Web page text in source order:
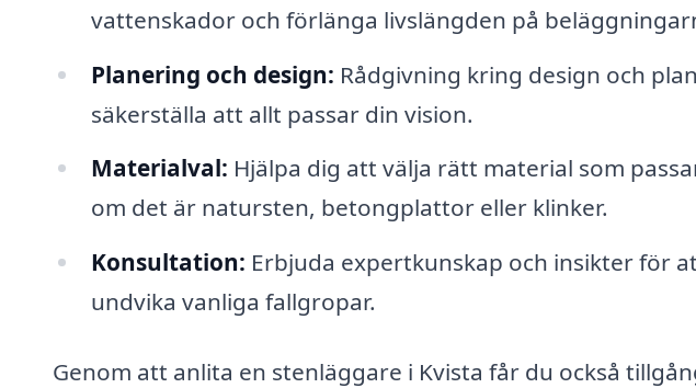
vattenskador och förlänga livslängden på
Planering och design: Rådgivning kring design och
säkerställa att allt passar din vision.
Materialval: Hjälpa dig att välja rätt material som
om det är natursten, betongplattor eller klinker.
Konsultation: Erbjuda expertkunskap och insikter för
undvika vanliga fallgropar.
Genom att anlita en stenläggare i Kvista får du också